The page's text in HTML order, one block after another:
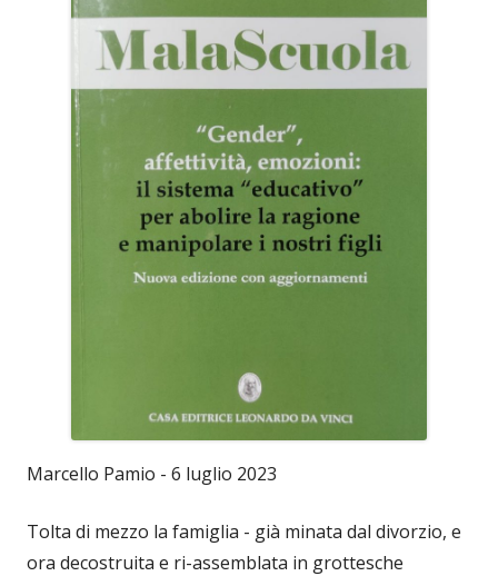
Marcello Pamio - 6 luglio 2023
Tolta di mezzo la famiglia - già minata dal divorzio, e
ora decostruita e ri-assemblata in grottesche